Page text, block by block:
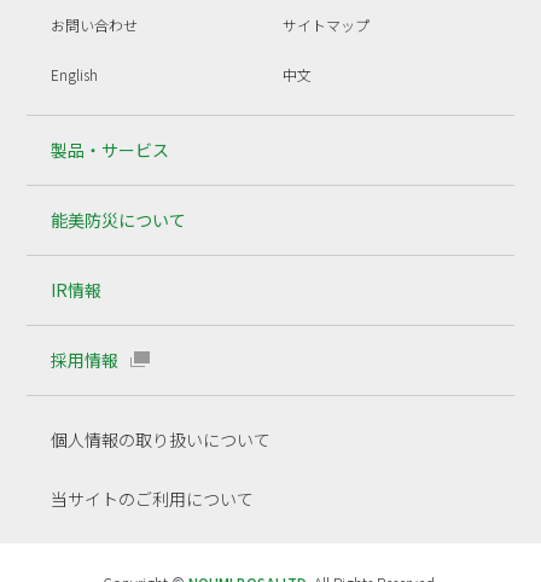
お問い合わせ サイトマップ
English 中文
製品・サービス
能美防災について
IR情報
採用情報
個人情報の取り扱いについて
当サイトのご利用について